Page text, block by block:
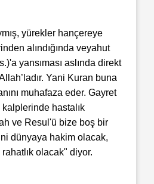
yürekler hançereye
alındığında veyahut
yansıması aslında direkt
Yani Kuran buna
muhafaza eder. Gayret
kalplerinde hastalık
ve Resul'ü bize boş bir
dünyaya hakim olacak,
olacak" diyor.